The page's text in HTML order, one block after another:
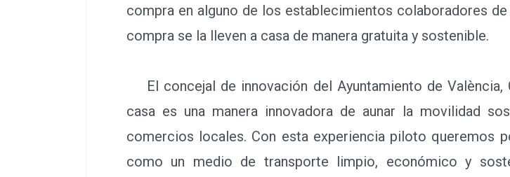
compra en alguno de los establecimientos colaboradores
compra se la lleven a casa de manera gratuita y sostenible.
El concejal de innovación del Ayuntamiento de València,
casa es una manera innovadora de aunar la movilidad
comercios locales. Con esta experiencia piloto queremos
como un medio de transporte limpio, económico y